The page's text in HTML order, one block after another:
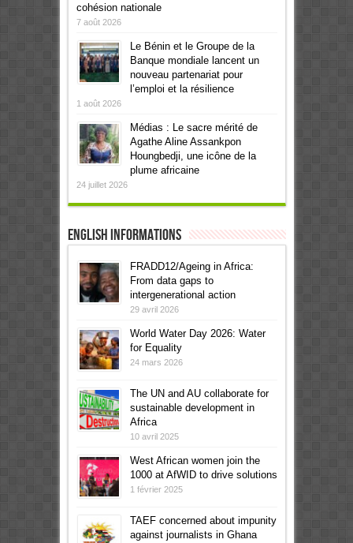
cohésion nationale
7 août 2026
Le Bénin et le Groupe de la
Banque mondiale lancent un
nouveau partenariat pour
l’emploi et la résilience
1 août 2026
Médias : Le sacre mérité de
Agathe Aline Assankpon
Houngbedji, une icône de la
plume africaine
24 juillet 2026
English informations
FRADD12/Ageing in Africa:
From data gaps to
intergenerational action
29 avril 2026
World Water Day 2026: Water
for Equality
24 mars 2026
The UN and AU collaborate for
sustainable development in
Africa
10 avril 2025
West African women join the
1000 at AfWID to drive solutions
1 février 2025
TAEF concerned about impunity
against journalists in Ghana